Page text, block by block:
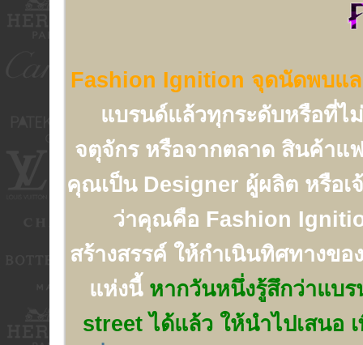
Fashion Ignition จุดนัดพบแ
แบรนด์แล้วทุกระดับหรือที่ไ
จตุจักร หรือจากตลาด สินค้าแ
คุณเป็น Designer ผู้ผลิต หรือเ
ว่าคุณคือ Fashion
สร้างสรรค์ ให้กำเนินทิศทางข
แห่งนี้ หากวันหนึ่งรู้สึกว่าแบ
street ได้แล้ว ให้นำไปเสนอ